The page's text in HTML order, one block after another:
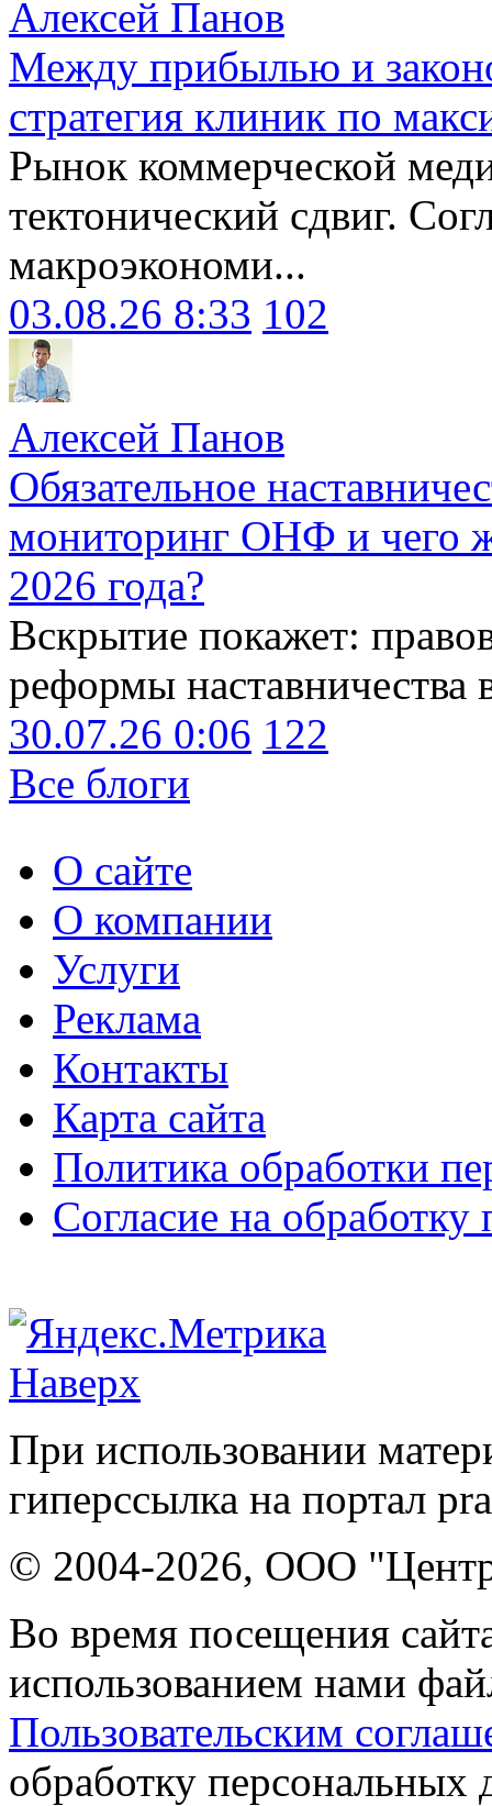
Алексей Панов
Между прибылью и
стратегия клиник по
Рынок коммерческой
тектонический сдвиг.
макроэкономи...
03.08.26 8:33 102
Алексей Панов
Обязательное
мониторинг ОНФ и чего
2026 года?
Вскрытие покажет:
реформы наставничества
30.07.26 0:06 122
Все блоги
О сайте
О компании
Услуги
Реклама
Контакты
Карта сайта
Политика обработки
Согласие на
Наверх
При использовании
гиперссылка на портал
© 2004-2026, ООО "Центр
Во время посещения
использованием нами
Пользовательским
обработку персональных